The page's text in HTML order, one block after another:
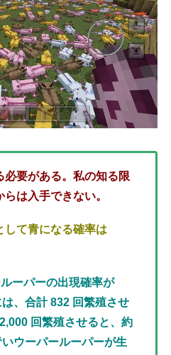
必要がある。私の知る限
は入手できない。
して青になる確率は
ーパーの出現確率が
、合計 832 回繁殖させ
回繁殖させると、約
ウーパールーパーが生